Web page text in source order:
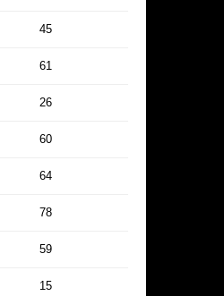
45
61
26
60
64
78
59
15